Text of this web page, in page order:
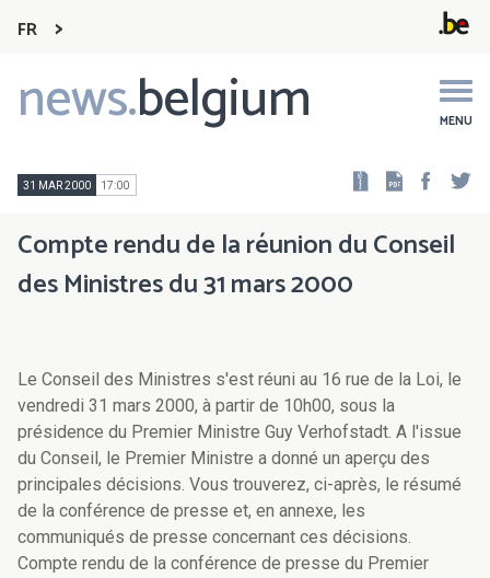
FR
news.belgium MENU
Main
navigation
31 MAR 2000 17:00
Compte rendu de la réunion du Conseil
des Ministres du 31 mars 2000
Le Conseil des Ministres s'est réuni au 16 rue de la Loi, le
vendredi 31 mars 2000, à partir de 10h00, sous la
présidence du Premier Ministre Guy Verhofstadt. A l'issue
du Conseil, le Premier Ministre a donné un aperçu des
principales décisions. Vous trouverez, ci-après, le résumé
de la conférence de presse et, en annexe, les
communiqués de presse concernant ces décisions.
Compte rendu de la conférence de presse du Premier